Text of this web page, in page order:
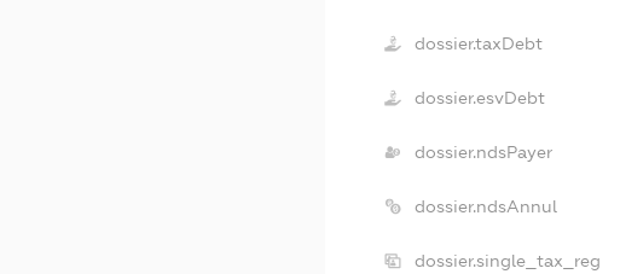
dossier.taxDebt
dossier.esvDebt
dossier.ndsPayer
dossier.ndsAnnul
dossier.single_tax_reg